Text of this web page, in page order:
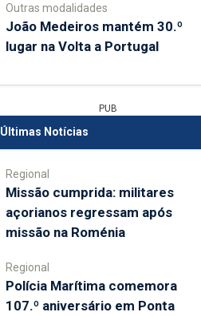
Outras modalidades
João Medeiros mantém 30.º
lugar na Volta a Portugal
PUB
Últimas Notícias
Regional
Missão cumprida: militares
açorianos regressam após
missão na Roménia
Regional
Polícia Marítima comemora
107.º aniversário em Ponta